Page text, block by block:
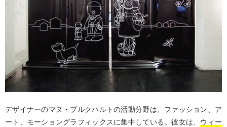
デザイナーのマヌ・ブルクハルトの活動分野は、ファッション、ア
ート、モーショングラフィックスに集中している。彼女は、 ウィー